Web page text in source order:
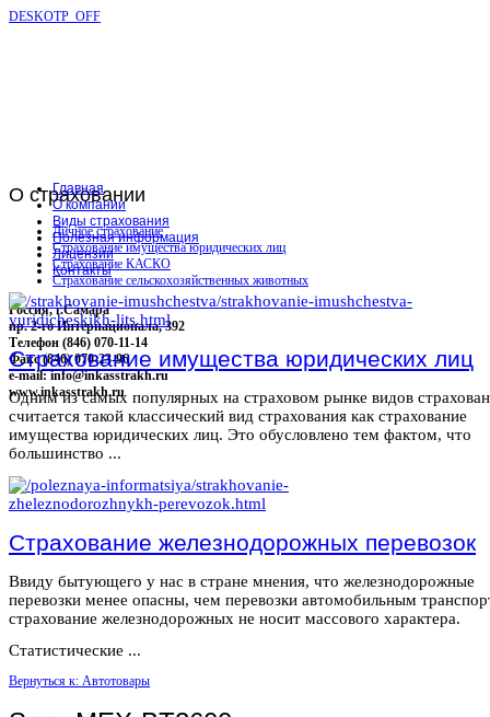
DESKOTP_OFF
О страховании
Личное страхование
Страхование имущества юридических лиц
Страхование КАСКО
Страхование сельскохозяйственных животных
Россия, г.Самара
пр. 2-го Интернационала, 392
Телефон (846) 070-11-14
Факс (846) 070-23-96
e-mail: info@inkasstrakh.ru
www.inkasstrakh.ru
Главная
О компании
Виды страхования
Полезная информация
Лицензии
Контакты
Страхование имущества юридических лиц
Одним из самых популярных на страховом рынке видов
считается такой классический вид страхования как страхование
имущества юридических лиц. Это обусловлено тем фактом, что
большинство ...
Страхование железнодорожных перевозок
Ввиду бытующего у нас в стране мнения, что железнодорожные
перевозки менее опасны, чем перевозки автомобильным
страхование железнодорожных не носит массового характера.
Статистические ...
Вернуться к: Автотовары